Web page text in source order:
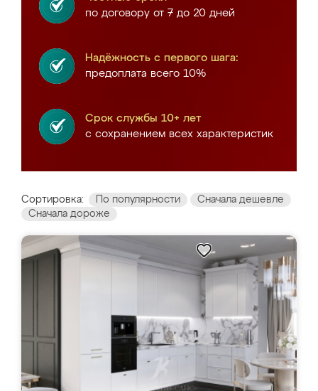
по договору от 7 до 20 дней
Надёжность с первого шага:
предоплата всего 10%
Срок службы 10+ лет
с сохранением всех характеристик
Сортировка: По популярности
Сначала дешевле
Сначала дороже